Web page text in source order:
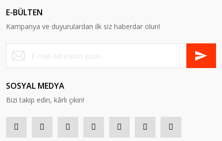
E-BÜLTEN
Kampanya ve duyurulardan ilk siz haberdar olun!
SOSYAL MEDYA
Bizi takip edin, kârlı çıkın!